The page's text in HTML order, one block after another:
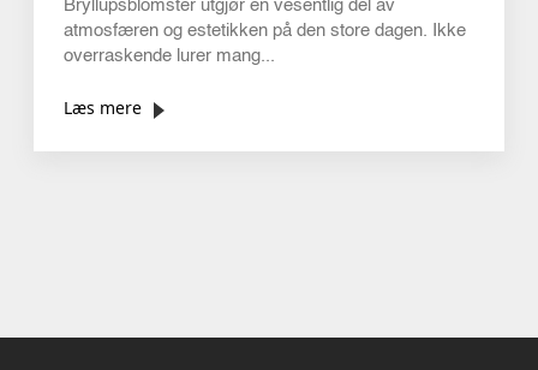
Bryllupsblomster utgjør en vesentlig del av
atmosfæren og estetikken på den store dagen. Ikke
overraskende lurer mang...
Læs mere